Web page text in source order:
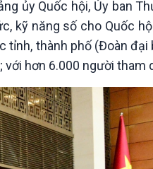
Video
Infographic
E-Magazine
ủy Quốc hội, Ủy ban
kỹ năng số cho Quốc
thành phố (Đoàn đại
hơn 6.000 người tham